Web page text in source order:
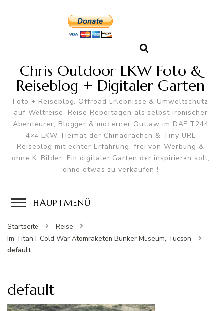
Chris Outdoor LKW Foto &
Reiseblog + Digitaler Garten
Foto + Reiseblog, Offroad Erlebnisse & Umweltschutz
auf Weltreise. Reise Reportagen als selbst ironischer
Abenteurer, Blogger & moderner Outlaw im DAF T244
4×4 LKW. Heimat der Chinadrachen & Tiny URL
Reiseblog mit echter Erfahrung, frei von Werbung &
ohne KI Bilder. Ein digitaler Garten der inspirieren soll,
ohne etwas zu verkaufen !
HAUPTMENÜ
Startseite
Reise
Im Titan II Cold War Atomraketen Bunker Museum, Tucson
default
default